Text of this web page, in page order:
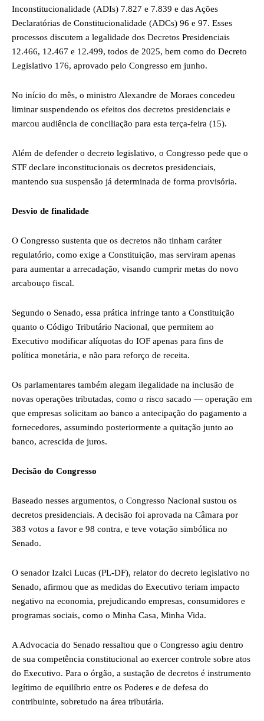
Inconstitucionalidade (ADIs) 7.827 e 7.839 e das Ações
Declaratórias de Constitucionalidade (ADCs) 96 e 97. Esses
processos discutem a legalidade dos Decretos Presidenciais
12.466, 12.467 e 12.499, todos de 2025, bem como do Decreto
Legislativo 176, aprovado pelo Congresso em junho.
No início do mês, o ministro Alexandre de Moraes concedeu
liminar suspendendo os efeitos dos decretos presidenciais e
marcou audiência de conciliação para esta terça-feira (15).
Além de defender o decreto legislativo, o Congresso pede que o
STF declare inconstitucionais os decretos presidenciais,
mantendo sua suspensão já determinada de forma provisória.
Desvio de finalidade
O Congresso sustenta que os decretos não tinham caráter
regulatório, como exige a Constituição, mas serviram apenas
para aumentar a arrecadação, visando cumprir metas do novo
arcabouço fiscal.
Segundo o Senado, essa prática infringe tanto a Constituição
quanto o Código Tributário Nacional, que permitem ao
Executivo modificar alíquotas do IOF apenas para fins de
política monetária, e não para reforço de receita.
Os parlamentares também alegam ilegalidade na inclusão de
novas operações tributadas, como o risco sacado — operação em
que empresas solicitam ao banco a antecipação do pagamento a
fornecedores, assumindo posteriormente a quitação junto ao
banco, acrescida de juros.
Decisão do Congresso
Baseado nesses argumentos, o Congresso Nacional sustou os
decretos presidenciais. A decisão foi aprovada na Câmara por
383 votos a favor e 98 contra, e teve votação simbólica no
Senado.
O senador Izalci Lucas (PL-DF), relator do decreto legislativo no
Senado, afirmou que as medidas do Executivo teriam impacto
negativo na economia, prejudicando empresas, consumidores e
programas sociais, como o Minha Casa, Minha Vida.
A Advocacia do Senado ressaltou que o Congresso agiu dentro
de sua competência constitucional ao exercer controle sobre atos
do Executivo. Para o órgão, a sustação de decretos é instrumento
legítimo de equilíbrio entre os Poderes e de defesa do
contribuinte, sobretudo na área tributária.